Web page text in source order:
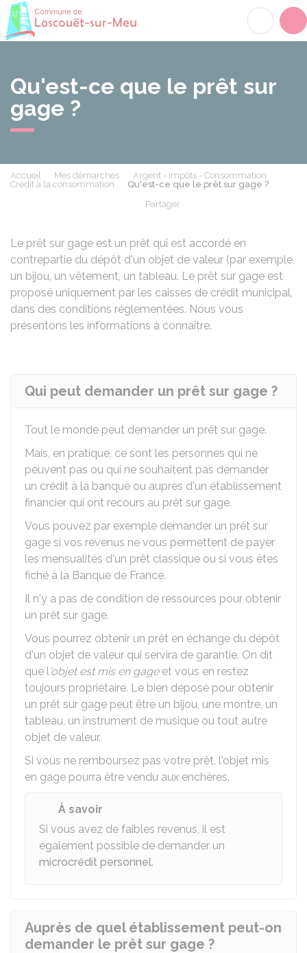
Qu'est-ce que le prêt sur
gage ?
Accueil Mes démarches
Argent - Impôts - Consommation
Crédit à la consommation
Qu'est-ce que le prêt sur gage ?
Partager
Le prêt sur gage est un prêt qui est accordé en
contrepartie du dépôt d'un objet de valeur (par exemple,
un bijou, un vêtement, un tableau. Le prêt sur gage est
proposé uniquement par les caisses de crédit municipal,
dans des conditions réglementées. Nous vous
présentons les informations à connaître.
Qui peut demander un prêt sur gage ?
Tout le monde peut demander un prêt sur gage.
Mais, en pratique, ce sont les personnes qui ne
peuvent pas ou qui ne souhaitent pas demander
un crédit à la banque ou auprès d'un établissement
financier qui ont recours au prêt sur gage.
Vous pouvez par exemple demander un prêt sur
gage si vos revenus ne vous permettent de payer
les mensualités d'un prêt classique ou si vous êtes
fiché à la Banque de France.
Il n'y a pas de condition de ressources pour obtenir
un prêt sur gage.
Vous pourrez obtenir un prêt en échange du dépôt
d'un objet de valeur qui servira de garantie. On dit
que l'objet est mis en gageet vous en restez
toujours propriétaire. Le bien déposé pour obtenir
un prêt sur gage peut être un bijou, une montre, un
tableau, un instrument de musique ou tout autre
objet de valeur.
Si vous ne remboursez pas votre prêt, l'objet mis
en gage pourra être vendu aux enchères.
À savoir
Si vous avez de faibles revenus, il est
également possible de demander un
microcrédit personnel.
Auprès de quel établissement peut-on
demander le prêt sur gage ?